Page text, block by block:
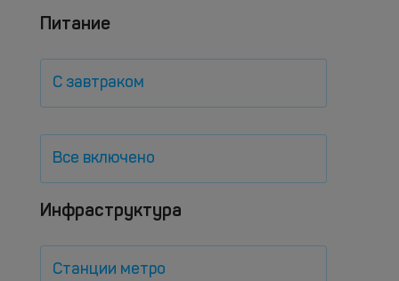
Питание
С завтраком
Все включено
Инфраструктура
Станции метро